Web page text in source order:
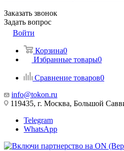
Заказать звонок
Задать вопрос
Войти
Корзина0
Избранные товары0
Сравнение товаров0
info@tokon.ru
119435, г. Москва, Большой
Telegram
WhatsApp